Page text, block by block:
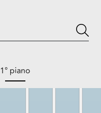
1° piano